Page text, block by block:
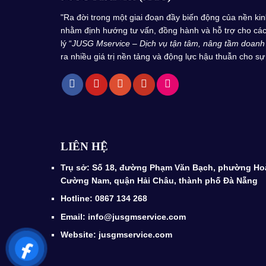
"Ra đời trong một giai đoạn đầy biến động của nền
nhằm định hướng tư vấn, đồng hành và hỗ trợ cho
lý “JUSG Mservice – Dịch vụ tận tâm, nâng tầm
ra nhiều giá trị nền tảng và động lực hậu thuẫn cho
LIÊN HỆ
Trụ sở: Số 18, đường Phạm Văn Bạch, phường
Cường Nam, quận Hải Châu, thành phố Đà Nẵng
Hotline: 0867 134 268
Email: info@jusgmservice.com
Website: jusgmservice.com